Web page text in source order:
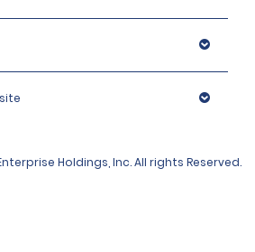
Holdings, Inc. All rights Reserved.